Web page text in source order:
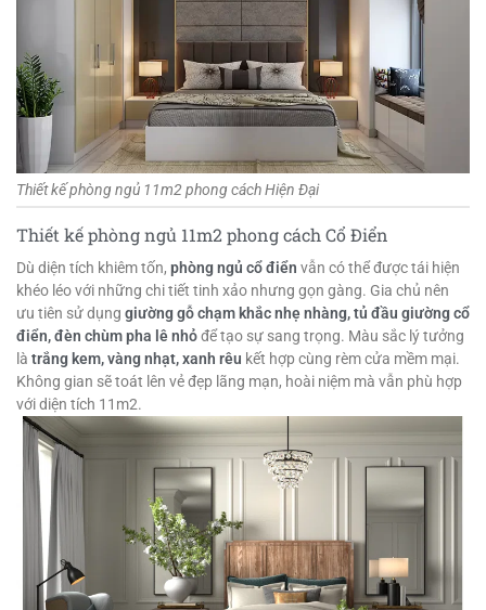
Thiết kế phòng ngủ 11m2 phong cách Hiện Đại
Thiết kế phòng ngủ 11m2 phong cách Cổ Điển
Dù diện tích khiêm tốn, phòng ngủ cổ điển vẫn có thể được tái hiện
khéo léo với những chi tiết tinh xảo nhưng gọn gàng. Gia chủ nên
ưu tiên sử dụng giường gỗ chạm khắc nhẹ nhàng, tủ đầu giường cổ
điển, đèn chùm pha lê nhỏđể tạo sự sang trọng. Màu sắc lý tưởng
là trắng kem, vàng nhạt, xanh rêu kết hợp cùng rèm cửa mềm mại.
Không gian sẽ toát lên vẻ đẹp lãng mạn, hoài niệm mà vẫn phù hợp
với diện tích 11m2.